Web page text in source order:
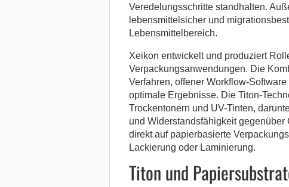
Veredelungsschritte standhalten.
lebensmittelsicher und
Lebensmittelbereich.
Xeikon entwickelt und produziert
Verpackungsanwendungen. Die
Verfahren, offener Workflow-
optimale Ergebnisse. Die Titon-
Trockentonern und UV-Tinten,
und Widerstandsfähigkeit
direkt auf papierbasierte
Lackierung oder Laminierung.
Titon und